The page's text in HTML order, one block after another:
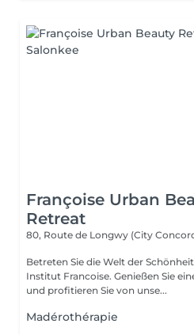
Françoise Urban
Retreat
80, Route de Longwy (City
Betreten Sie die Welt der
Institut Francoise. Genießen Sie
und profitieren Sie von unse...
Madérothérapie